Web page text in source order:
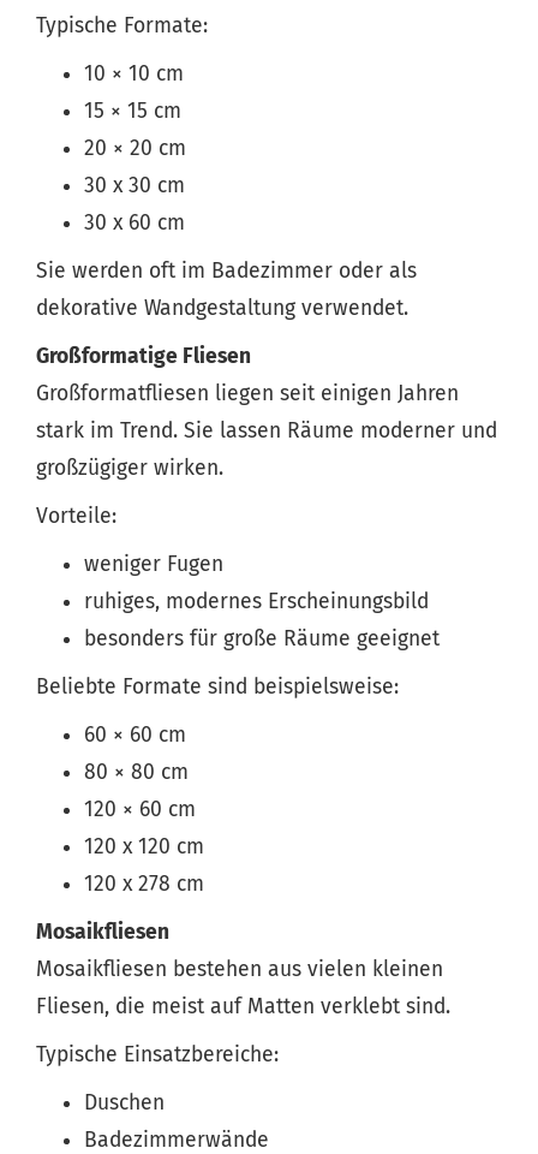
Typische Formate:
10 × 10 cm
15 × 15 cm
20 × 20 cm
30 x 30 cm
30 x 60 cm
Sie werden oft im Badezimmer oder als
dekorative Wandgestaltung verwendet.
Großformatige Fliesen
Großformatfliesen liegen seit einigen Jahren
stark im Trend. Sie lassen Räume moderner und
großzügiger wirken.
Vorteile:
weniger Fugen
ruhiges, modernes Erscheinungsbild
besonders für große Räume geeignet
Beliebte Formate sind beispielsweise:
60 × 60 cm
80 × 80 cm
120 × 60 cm
120 x 120 cm
120 x 278 cm
Mosaikfliesen
Mosaikfliesen bestehen aus vielen kleinen
Fliesen, die meist auf Matten verklebt sind.
Typische Einsatzbereiche:
Duschen
Badezimmerwände